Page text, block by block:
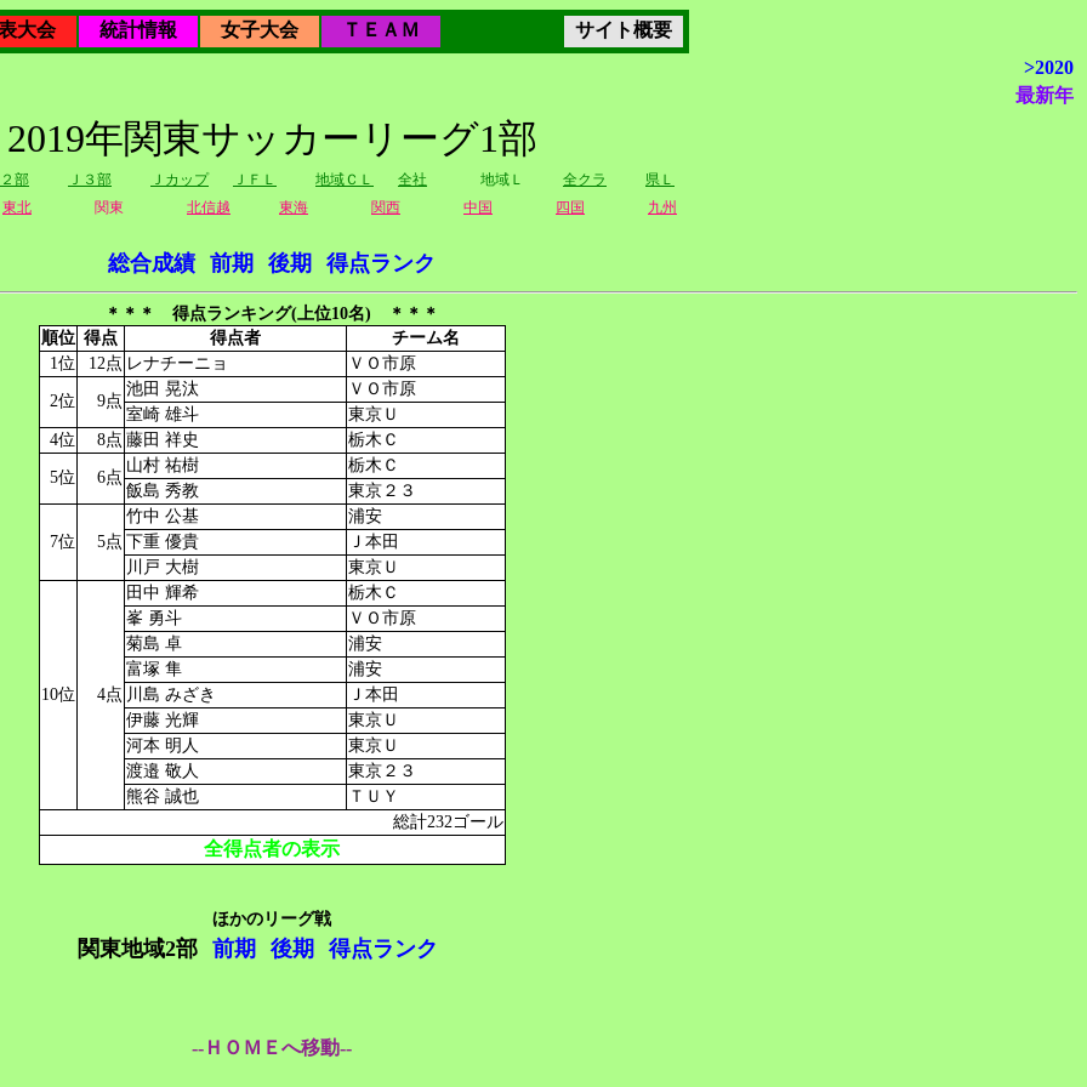
大会 統計情報 女子大会 ＴＥＡＭ
サイト概要
>2020
最新年
2019年関東サッカーリーグ1部
２部 Ｊ３部 Ｊカップ ＪＦＬ 地域ＣＬ 全社 地域Ｌ 全クラ
県Ｌ
東北 関東 北信越 東海 関西 中国 四国 九州
総合成績 前期 後期 得点ランク
＊＊＊ 得点ランキング(上位10名) ＊＊＊
順位 得点 得点者
チーム名
1位
12点 レナチーニョ ＶＯ市原
2位 9点
池田 晃汰
ＶＯ市原
室崎 雄斗
東京Ｕ
4位
8点 藤田 祥史 栃木Ｃ
5位 6点
山村 祐樹
栃木Ｃ
飯島 秀教
東京２３
7位 5点
竹中 公基
浦安
下重 優貴
Ｊ本田
川戸 大樹
東京Ｕ
10位 4点
田中 輝希
栃木Ｃ
峯 勇斗
ＶＯ市原
菊島 卓
浦安
富塚 隼
浦安
川島 みざき
Ｊ本田
伊藤 光輝
東京Ｕ
河本 明人
東京Ｕ
渡邉 敬人
東京２３
熊谷 誠也
ＴＵＹ
総計232ゴール
全得点者の表示
ほかのリーグ戦
関東地域2部 前期 後期 得点ランク
--ＨＯＭＥへ移動--